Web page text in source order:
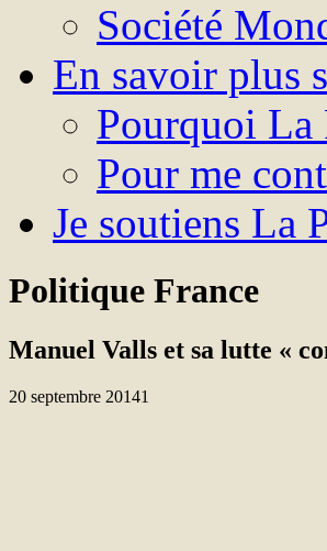
Société
En savoir plus
Pourquoi La
Pour me
Je soutiens La
Politique France
Manuel Valls et sa lutte «
20 septembre 20141